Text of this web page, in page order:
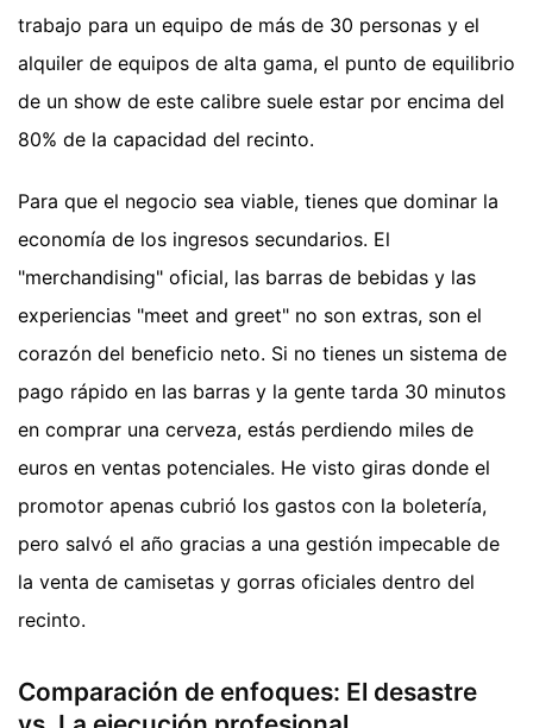
trabajo para un equipo de más de 30 personas y el
alquiler de equipos de alta gama, el punto de equilibrio
de un show de este calibre suele estar por encima del
80% de la capacidad del recinto.
Para que el negocio sea viable, tienes que dominar la
economía de los ingresos secundarios. El
"merchandising" oficial, las barras de bebidas y las
experiencias "meet and greet" no son extras, son el
corazón del beneficio neto. Si no tienes un sistema de
pago rápido en las barras y la gente tarda 30 minutos
en comprar una cerveza, estás perdiendo miles de
euros en ventas potenciales. He visto giras donde el
promotor apenas cubrió los gastos con la boletería,
pero salvó el año gracias a una gestión impecable de
la venta de camisetas y gorras oficiales dentro del
recinto.
Comparación de enfoques: El desastre